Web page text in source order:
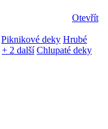
Otevřít
Piknikové deky Hrubé
+ 2 další Chlupaté deky